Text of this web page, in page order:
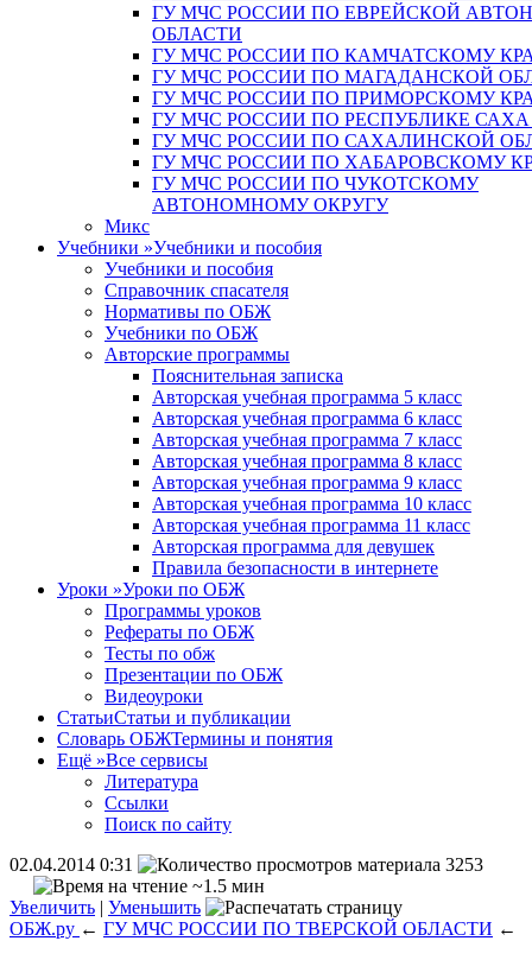
ГУ МЧС РОССИИ ПО ЕВРЕЙСКОЙ
ОБЛАСТИ
ГУ МЧС РОССИИ ПО КАМЧАТСКОМУ
ГУ МЧС РОССИИ ПО МАГАДАНСКОЙ
ГУ МЧС РОССИИ ПО ПРИМОРСКОМУ
ГУ МЧС РОССИИ ПО РЕСПУБЛИКЕ
ГУ МЧС РОССИИ ПО САХАЛИНСКОЙ
ГУ МЧС РОССИИ ПО ХАБАРОВСКОМУ
ГУ МЧС РОССИИ ПО ЧУКОТСКОМУ
АВТОНОМНОМУ ОКРУГУ
Микс
Учебники »Учебники и пособия
Учебники и пособия
Справочник спасателя
Нормативы по ОБЖ
Учебники по ОБЖ
Авторские программы
Пояснительная записка
Авторская учебная программа 5 класс
Авторская учебная программа 6 класс
Авторская учебная программа 7 класс
Авторская учебная программа 8 класс
Авторская учебная программа 9 класс
Авторская учебная программа 10 класс
Авторская учебная программа 11 класс
Авторская программа для девушек
Правила безопасности в интернете
Уроки »Уроки по ОБЖ
Программы уроков
Рефераты по ОБЖ
Тесты по обж
Презентации по ОБЖ
Видеоуроки
СтатьиСтатьи и публикации
Словарь ОБЖТермины и понятия
Ещё »Все сервисы
Литература
Ссылки
Поиск по сайту
02.04.2014 0:31
3253
~1.5 мин
Увеличить | Уменьшить
ОБЖ.ру ← ГУ МЧС РОССИИ ПО ТВЕРСКОЙ ОБЛАСТИ ←